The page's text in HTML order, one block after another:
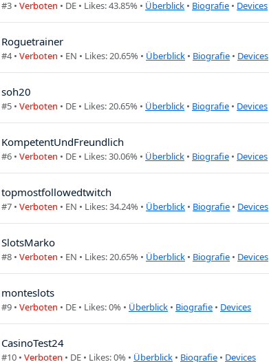
#3 • Verboten • DE • Likes: 43.85% • Überblick • Biografie • Devices
Roguetrainer
#4 • Verboten • EN • Likes: 20.65% • Überblick • Biografie • Devices
soh20
#5 • Verboten • DE • Likes: 20.65% • Überblick • Biografie • Devices
KompetentUndFreundlich
#6 • Verboten • DE • Likes: 30.06% • Überblick • Biografie • Devices
topmostfollowedtwitch
#7 • Verboten • EN • Likes: 34.24% • Überblick • Biografie • Devices
SlotsMarko
#8 • Verboten • EN • Likes: 20.65% • Überblick • Biografie • Devices
monteslots
#9 • Verboten • DE • Likes: 0% • Überblick • Biografie • Devices
CasinoTest24
#10 • Verboten • DE • Likes: 0% • Überblick • Biografie • Devices